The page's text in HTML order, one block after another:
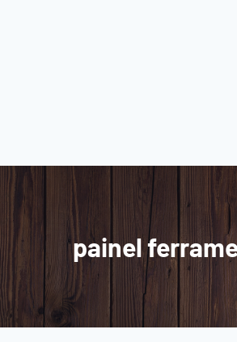
painel